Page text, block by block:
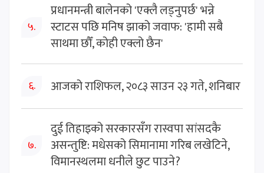
५.
प्रधानमन्त्री बालेनको 'एक्लै लड्नुपर्छ' भन्ने
स्टाटस पछि मनिष झाको जवाफ: 'हामी सबै
साथमा छौँ, कोही एक्लो छैन'
६. आजको राशिफल, २०८३ साउन २३ गते, शनिबार
७.
दुई तिहाइको सरकारसँग रास्वपा सांसदकै
असन्तुष्टि: मधेसको सिमानामा गरिब लखेटिने,
विमानस्थलमा धनीले छुट पाउने?